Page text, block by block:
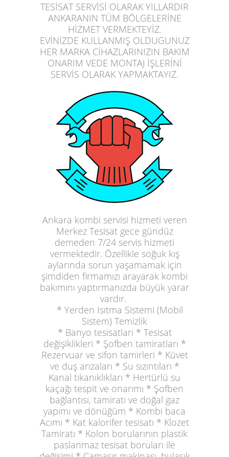
TESİSAT SERVİSİ OLARAK YILLARDIR
ANKARANIN TÜM BÖLGELERİNE
HİZMET VERMEKTEYİZ.
EVİNİZDE KULLANMIŞ OLDUGUNUZ
HER MARKA CİHAZLARINIZIN BAKIM
ONARIM VEDE MONTAJ İŞLERİNİ
SERVİS OLARAK YAPMAKTAYIZ.
Ankara kombi servisi hizmeti veren
Merkez Tesisat gece gündüz
demeden 7/24 servis hizmeti
vermektedir. Özellikle soğuk kış
aylarında sorun yaşamamak için
şimdiden firmamızı arayarak kombi
bakımını yaptırmanızda büyük yarar
vardır.
* Yerden Isıtma Sistemi (Mobil
Sistem) Temizlik
* Banyo tesisatları * Tesisat
değişiklikleri * Şofben tamiratları *
Rezervuar ve sifon tamirleri * Küvet
ve duş arızaları * Su sızıntıları *
Kanal tıkanıklıkları * Hertürlü su
kaçağı tespit ve onarımı * Şofben
bağlantısı, tamiratı ve doğal gaz
yapımı ve dönüğüm * Kombi baca
Acımı * Kat kalorifer tesisatı * Klozet
Tamiratı * Kolon borularının plastik
paslanmaz tesisat boruları ile